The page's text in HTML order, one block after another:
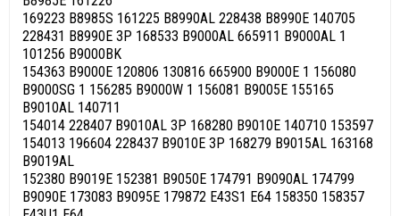
169223 B8985S 161225 B8990AL 228438 B8990E 140705
228431 B8990E 3P 168533 B9000AL 665911 B9000AL 1
101256 B9000BK
154363 B9000E 120806 130816 665900 B9000E 1 156080
B9000SG 1 156285 B9000W 1 156081 B9005E 155165
B9010AL 140711
154014 228407 B9010AL 3P 168280 B9010E 140710 153597
154013 196604 228437 B9010E 3P 168279 B9015AL 163168
B9019AL
152380 B9019E 152381 B9050E 174791 B9090AL 174799
B9090E 173083 B9095E 179872 E43S1 E64 158350 158357